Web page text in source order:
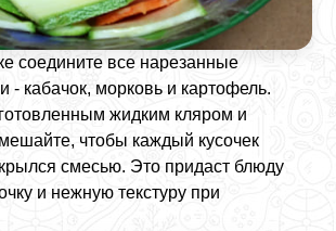
соедините все нарезанные
- кабачок, морковь и картофель.
жидким кляром и
чтобы каждый кусочек
смесью. Это придаст блюду
и нежную текстуру при